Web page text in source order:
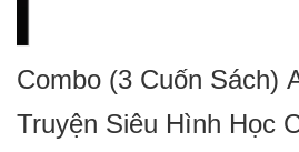
Combo (3 Cuốn Sách)
Truyện Siêu Hình Học